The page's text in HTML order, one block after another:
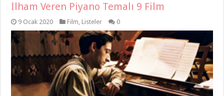
İlham Veren Piyano Temalı 9 Film
9 Ocak 2020 Film, Listeler 0